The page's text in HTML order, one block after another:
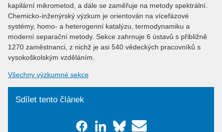
kapilární mikrometod, a dále se zaměřuje na metody spektrální.
Chemicko-inženýrský výzkum je orientován na vícefázové
systémy, homo- a heterogenní katalýzu, termodynamiku a
moderní separační metody. Sekce zahrnuje 6 ústavů s přibližně
1270 zaměstnanci, z nichž je asi 540 vědeckých pracovníků s
vysokoškolským vzděláním.
Všechny výzkumné sekce
Sdílet tento článek